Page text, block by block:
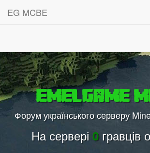
EG MCBE
EmelGame
Форум українського серверу
На сервері0 гравців